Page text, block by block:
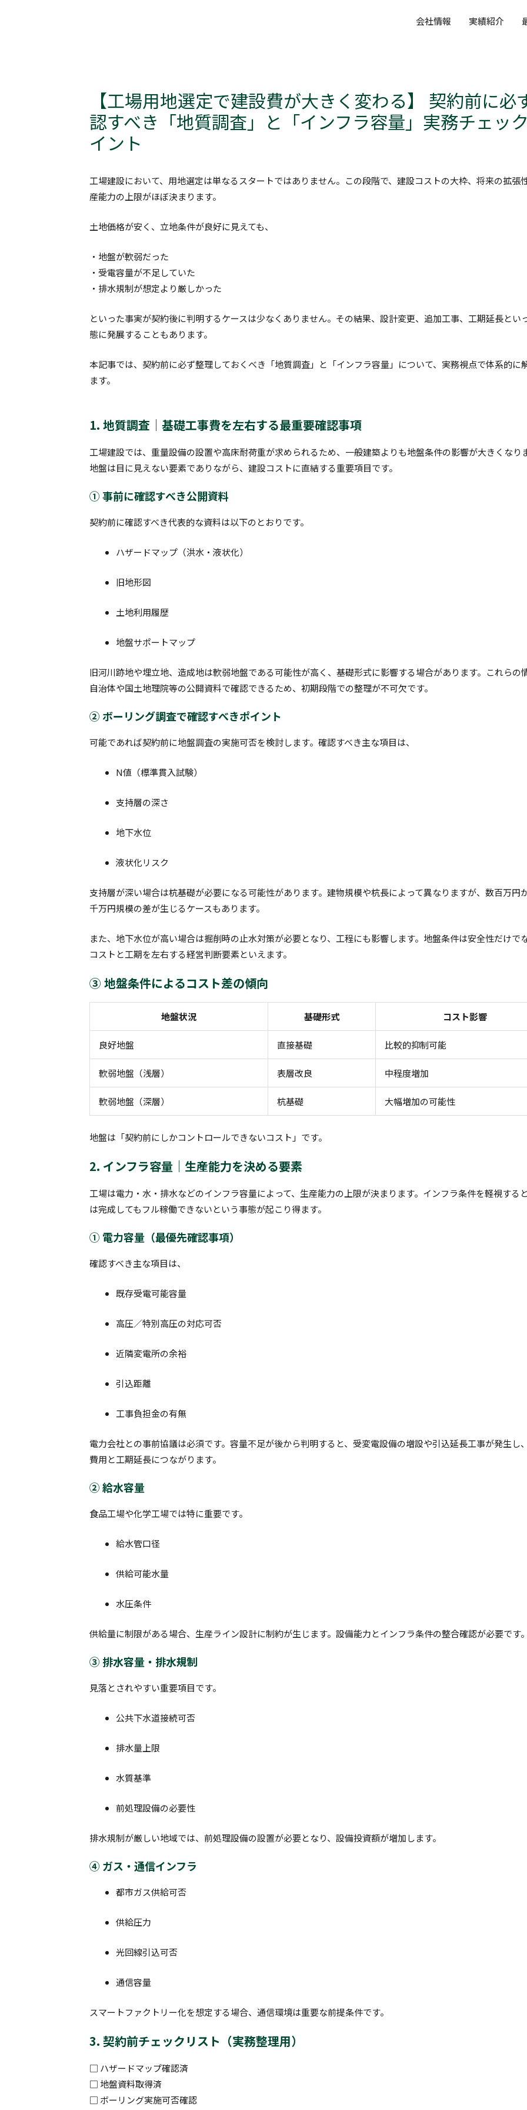
会社情報 実績紹介
【工場用地選定で建設費が大きく変わる】 契約前に必
認すべき「地質調査」と「インフラ容量」実務チェッ
イント
工場建設において、用地選定は単なるスタートではありません。この段階で、建設コストの大枠、将来の拡張
産能力の上限がほぼ決まります。
土地価格が安く、立地条件が良好に見えても、
・地盤が軟弱だった
・受電容量が不足していた
・排水規制が想定より厳しかった
といった事実が契約後に判明するケースは少なくありません。その結果、設計変更、追加工事、工期延長とい
態に発展することもあります。
本記事では、契約前に必ず整理しておくべき「地質調査」と「インフラ容量」について、実務視点で体系的に
ます。
1. 地質調査｜基礎工事費を左右する最重要確認事項
工場建設では、重量設備の設置や高床耐荷重が求められるため、一般建築よりも地盤条件の影響が大きくなり
地盤は目に見えない要素でありながら、建設コストに直結する重要項目です。
① 事前に確認すべき公開資料
契約前に確認すべき代表的な資料は以下のとおりです。
ハザードマップ（洪水・液状化）
旧地形図
土地利用履歴
地盤サポートマップ
旧河川跡地や埋立地、造成地は軟弱地盤である可能性が高く、基礎形式に影響する場合があります。これらの
自治体や国土地理院等の公開資料で確認できるため、初期段階での整理が不可欠です。
② ボーリング調査で確認すべきポイント
可能であれば契約前に地盤調査の実施可否を検討します。確認すべき主な項目は、
N値（標準貫入試験）
支持層の深さ
地下水位
液状化リスク
支持層が深い場合は杭基礎が必要になる可能性があります。建物規模や杭長によって異なりますが、数百万円
千万円規模の差が生じるケースもあります。
また、地下水位が高い場合は掘削時の止水対策が必要となり、工程にも影響します。地盤条件は安全性だけで
コストと工期を左右する経営判断要素といえます。
③ 地盤条件によるコスト差の傾向
地盤状況 基礎形式 コスト影響
良好地盤 直接基礎 比較的抑制可能
軟弱地盤（浅層） 表層改良 中程度増加
軟弱地盤（深層） 杭基礎 大幅増加の可能性
地盤は「契約前にしかコントロールできないコスト」です。
2. インフラ容量｜生産能力を決める要素
工場は電力・水・排水などのインフラ容量によって、生産能力の上限が決まります。インフラ条件を軽視する
は完成してもフル稼働できないという事態が起こり得ます。
① 電力容量（最優先確認事項）
確認すべき主な項目は、
既存受電可能容量
高圧／特別高圧の対応可否
近隣変電所の余裕
引込距離
工事負担金の有無
電力会社との事前協議は必須です。容量不足が後から判明すると、受変電設備の増設や引込延長工事が発生し
費用と工期延長につながります。
② 給水容量
食品工場や化学工場では特に重要です。
給水管口径
供給可能水量
水圧条件
供給量に制限がある場合、生産ライン設計に制約が生じます。設備能力とインフラ条件の整合確認が必要です
③ 排水容量・排水規制
見落とされやすい重要項目です。
公共下水道接続可否
排水量上限
水質基準
前処理設備の必要性
排水規制が厳しい地域では、前処理設備の設置が必要となり、設備投資額が増加します。
④ ガス・通信インフラ
都市ガス供給可否
供給圧力
光回線引込可否
通信容量
スマートファクトリー化を想定する場合、通信環境は重要な前提条件です。
3. 契約前チェックリスト（実務整理用）
□ ハザードマップ確認済
□ 地盤資料取得済
□ ボーリング実施可否確認